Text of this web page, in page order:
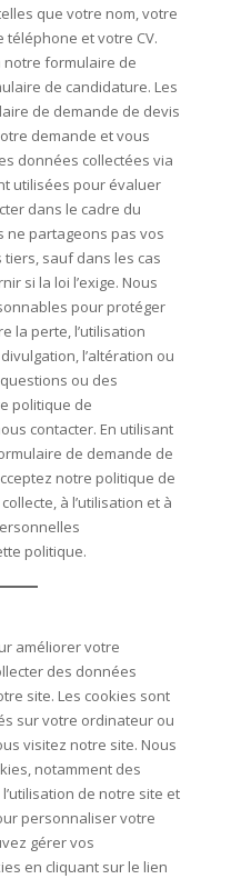
que votre nom, votre
et votre CV.
notre formulaire de
de candidature. Les
de demande de devis
demande et vous
données collectées via
utilisées pour évaluer
dans le cadre du
ne partageons pas vos
sauf dans les cas
si la loi l’exige. Nous
pour protéger
la perte, l’utilisation
l’altération ou
ou des
politique de
contacter. En utilisant
de demande de
notre politique de
à l’utilisation et à
politique.
améliorer votre
des données
site. Les cookies sont
sur votre ordinateur ou
visitez notre site. Nous
notamment des
de notre site et
personnaliser votre
gérer vos
en cliquant sur le lien